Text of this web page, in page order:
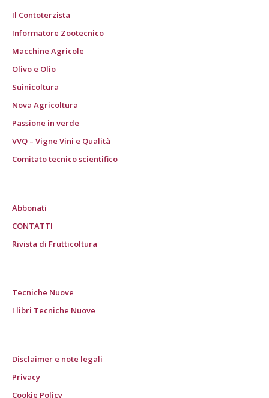
Il Contoterzista
Informatore Zootecnico
Macchine Agricole
Olivo e Olio
Suinicoltura
Nova Agricoltura
Passione in verde
VVQ – Vigne Vini e Qualità
Comitato tecnico scientifico
Abbonati
CONTATTI
Rivista di Frutticoltura
Tecniche Nuove
I libri Tecniche Nuove
Disclaimer e note legali
Privacy
Cookie Policy